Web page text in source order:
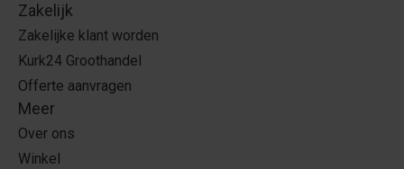
Zakelijk
Zakelijke klant worden
Kurk24 Groothandel
Offerte aanvragen
Meer
Over ons
Winkel